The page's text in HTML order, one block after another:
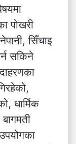
पोखरी
सिँचाइ
सकिने
धार्मिक